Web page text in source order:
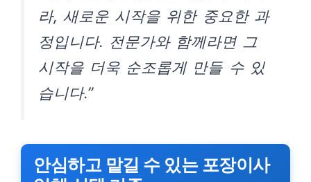
라, 새로운 시작을 위한 중요한 과
정입니다. 전문가와 함께라면 그
시작을 더욱 순조롭게 만들 수 있
습니다.”
안심하고 맡길 수 있는 포장이사